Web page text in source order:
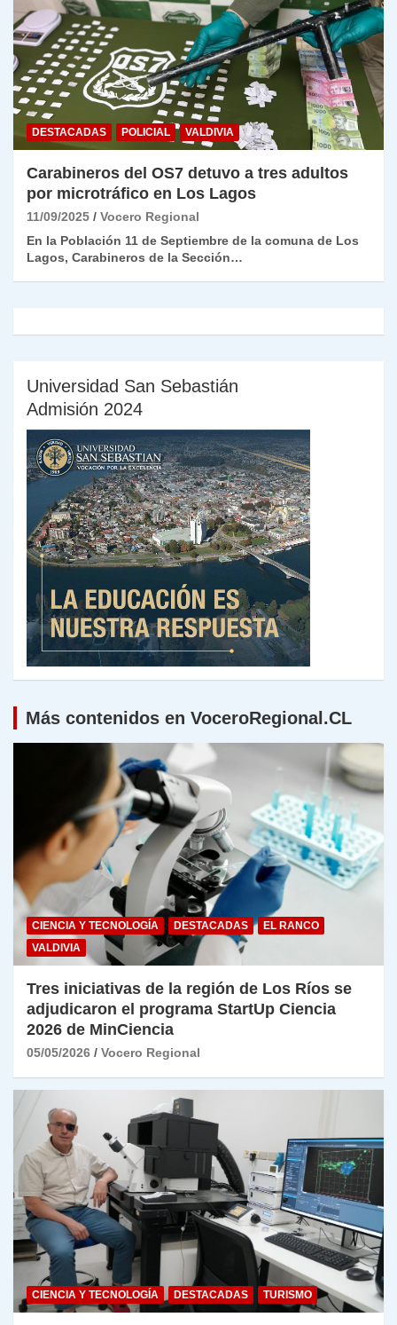
DESTACADAS POLICIAL VALDIVIA
Carabineros del OS7 detuvo a tres adultos
por microtráfico en Los Lagos
11/09/2025
Vocero Regional
En la Población 11 de Septiembre de la comuna de Los
Lagos, Carabineros de la Sección…
Universidad San Sebastián
Admisión 2024
Más contenidos en VoceroRegional.CL
CIENCIA Y TECNOLOGÍA DESTACADAS
EL RANCO
VALDIVIA
Tres iniciativas de la región de Los Ríos se
adjudicaron el programa StartUp Ciencia
2026 de MinCiencia
05/05/2026 Vocero Regional
CIENCIA Y TECNOLOGÍA DESTACADAS TURISMO